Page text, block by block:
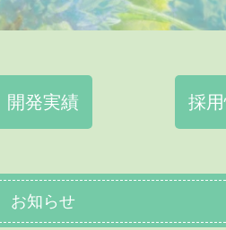
開発実績 採
お知らせ